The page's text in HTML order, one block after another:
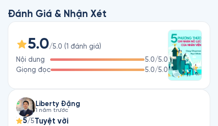
cực, hăng say và gắn kết.
Tiến sĩ Gary Chapman sinh năm 1938, là chuyên gia tâm lý
người Mỹ có hơn 30 năm kinh nghiệm trong lĩnh vực tư vấn hôn
nhân, gia đình. Ông còn là mục sư, diễn giả, người dẫn
chương trình radio và tác giả của nhiều đầu sách nổi tiếng.
Bạn đọc Việt Nam có thể tìm hiểu một số tác phẩm của ông
như 5 Ngôn Ngữ Tình Yêu Dành Cho Trẻ Em, 5 Ngôn Ngữ Tình
Yêu Dành Cho Bạn Trẻ, 5 Phương Thức Ghi Nhận Nỗ Lực Của
Nhân Viên, Xây Dựng Kỹ Năng Xã Hội Cho Trẻ Trong Thời Đại
Số…
Đánh Giá & Nhận Xét
5.0/5.0 (1 đánh giá)
Nội dung
5.0/5.0
Giọng đọc
5.0/5.0
Liberty Đặng
1 năm trước
5/5Tuyệt vời